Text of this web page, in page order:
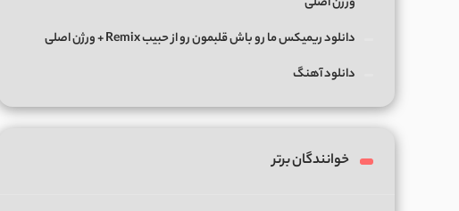
دانلود ریمیکس ما رو باش قلبمون رو از حبیب Remix + ورژن اصلی
دانلود آهنگ
خوانندگان برتر